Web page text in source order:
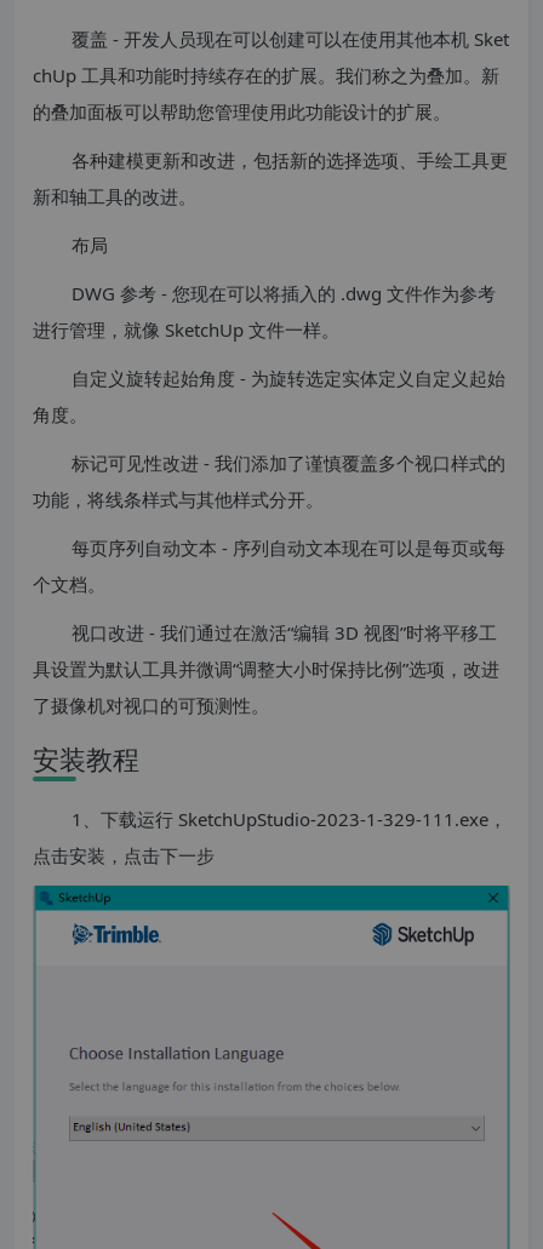
覆盖 - 开发人员现在可以创建可以在使用其他本机 Sket
chUp 工具和功能时持续存在的扩展。我们称之为叠加。新
的叠加面板可以帮助您管理使用此功能设计的扩展。
各种建模更新和改进，包括新的选择选项、手绘工具更
新和轴工具的改进。
布局
DWG 参考 - 您现在可以将插入的 .dwg 文件作为参考
进行管理，就像 SketchUp 文件一样。
自定义旋转起始角度 - 为旋转选定实体定义自定义起始
角度。
标记可见性改进 - 我们添加了谨慎覆盖多个视口样式的
功能，将线条样式与其他样式分开。
每页序列自动文本 - 序列自动文本现在可以是每页或每
个文档。
视口改进 - 我们通过在激活“编辑 3D 视图”时将平移工
具设置为默认工具并微调“调整大小时保持比例”选项，改进
了摄像机对视口的可预测性。
安装教程
1、下载运行 SketchUpStudio-2023-1-329-111.exe，
点击安装，点击下一步